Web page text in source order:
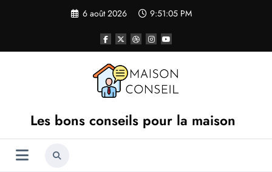
6 août 2026 9:51:06 PM
Les bons conseils pour la maison